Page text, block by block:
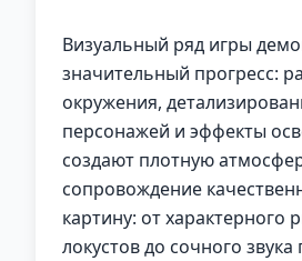
Визуальный ряд игры
значительный прогресс:
окружения,
персонажей и эффекты
создают плотную
сопровождение
картину: от характерного
локустов до сочного звука